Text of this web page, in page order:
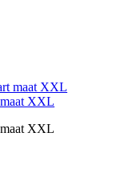
XXL
XXL